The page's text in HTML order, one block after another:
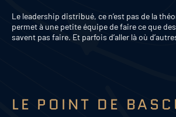
Le leadership distribué, ce n’est pas de la
permet à une petite équipe de faire ce que
savent pas faire. Et parfois d’aller là où
LE POINT DE